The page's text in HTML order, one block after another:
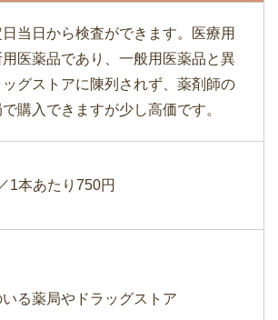
当日から検査ができます。医療用
医薬品であり、一般用医薬品と異
グストアに陳列されず、薬剤師の
購入できますが少し高価です。
1本あたり750円
る薬局やドラッグストア